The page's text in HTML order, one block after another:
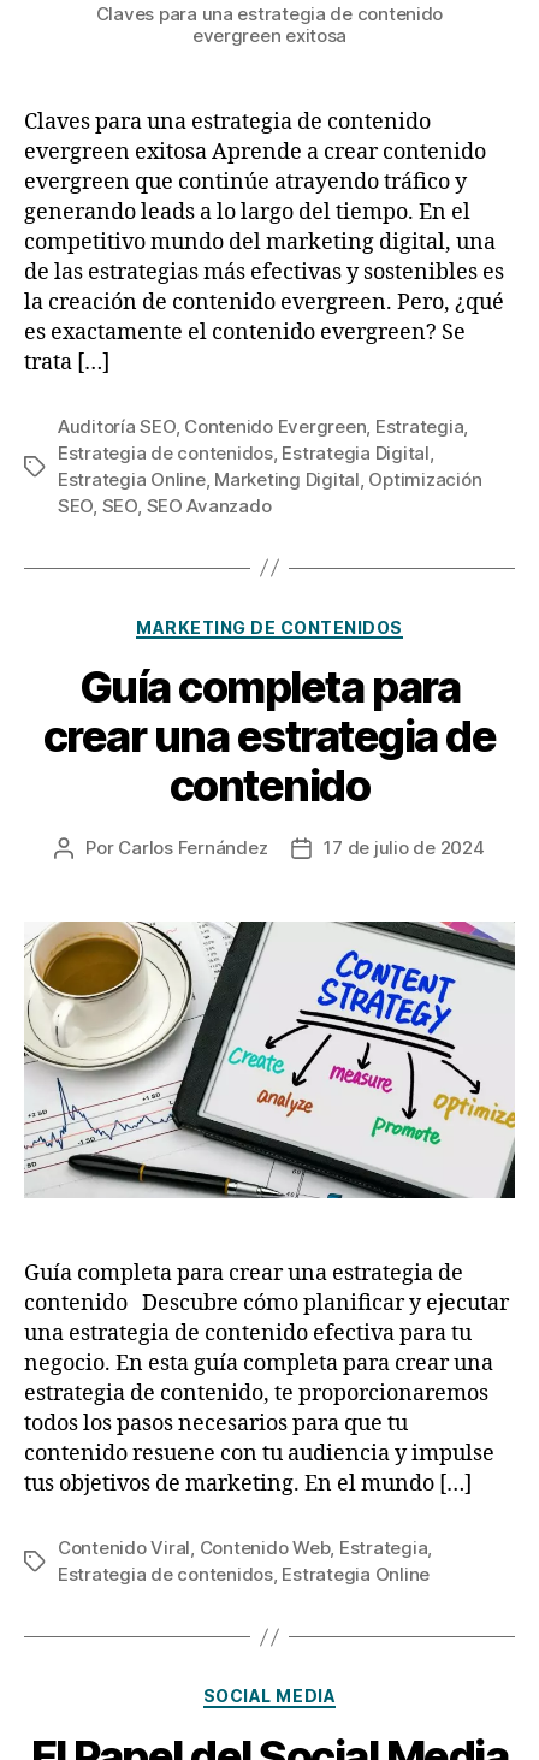
Claves para una estrategia de contenido
evergreen exitosa
Claves para una estrategia de contenido
evergreen exitosa Aprende a crear contenido
evergreen que continúe atrayendo tráfico y
generando leads a lo largo del tiempo. En el
competitivo mundo del marketing digital, una
de las estrategias más efectivas y sostenibles es
la creación de contenido evergreen. Pero, ¿qué
es exactamente el contenido evergreen? Se
trata […]
Auditoría SEO, Contenido Evergreen, Estrategia,
Estrategia de contenidos, Estrategia Digital,
Estrategia Online, Marketing Digital, Optimización
SEO, SEO, SEO Avanzado
MARKETING DE CONTENIDOS
Guía completa para
crear una estrategia de
contenido
Por Carlos Fernández 17 de julio de 2024
Guía completa para crear una estrategia de
contenido Descubre cómo planificar y ejecutar
una estrategia de contenido efectiva para tu
negocio. En esta guía completa para crear una
estrategia de contenido, te proporcionaremos
todos los pasos necesarios para que tu
contenido resuene con tu audiencia y impulse
tus objetivos de marketing. En el mundo […]
Contenido Viral, Contenido Web, Estrategia,
Estrategia de contenidos, Estrategia Online
SOCIAL MEDIA